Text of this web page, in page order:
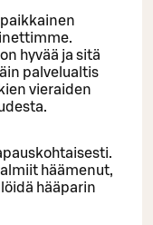
hyvää ja sitä
palvelualtis
vieraiden
häämenut,
hääparin